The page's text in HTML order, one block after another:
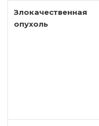
Злокачественная
опухоль